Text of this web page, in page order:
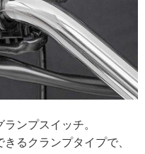
ンプスイッチ。
るクランプタイプで、